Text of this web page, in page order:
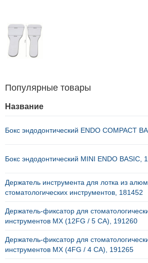
Популярные товары
Название
Бокс эндодонтический ENDO COMPACT
Бокс эндодонтический MINI ENDO BASIC,
Держатель инструмента для лотка из
стоматологических инструментов, 181452
Держатель-фиксатор для
инструментов MX (12FG / 5 CA), 191260
Держатель-фиксатор для
инструментов MX (4FG / 4 CA), 191265